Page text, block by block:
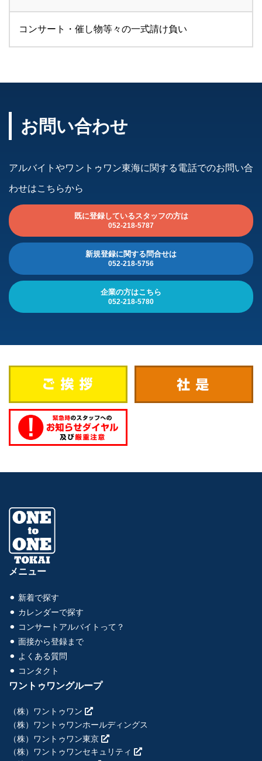
コンサート・催し物等々の一式請け負い
お問い合わせ
アルバイトやワントゥワン東海に関する電話でのお問い合
わせはこちらから
既に登録しているスタッフの方は
052-218-5787
新規登録に関する問合せは
052-218-5756
企業の方はこちら
052-218-5780
メニュー
⚫︎ 新着で探す
⚫︎ カレンダーで探す
⚫︎ コンサートアルバイトって？
⚫︎ 面接から登録まで
⚫︎ よくある質問
⚫︎ コンタクト
ワントゥワングループ
（株）ワントゥワン
（株）ワントゥワンホールディングス
（株）ワントゥワン東京
（株）ワントゥワンセキュリティ